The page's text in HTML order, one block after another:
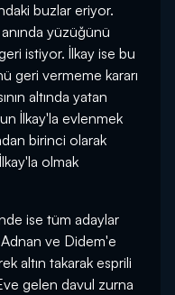
buzlar eriyor.
yüzüğünü
istiyor. İlkay ise bu
geri vermeme kararı
altında yatan
İlkay'la evlenmek
birinci olarak
olmak
ise tüm adaylar
ve Didem'e
altın takarak esprili
gelen davul zurna